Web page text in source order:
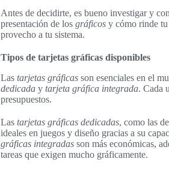
Antes de decidirte, es bueno investigar y
presentación de los gráficos y cómo rinde
provecho a tu sistema.
Tipos de tarjetas gráficas disponibles
Las tarjetas gráficas son esenciales en el
dedicada y tarjeta gráfica integrada. Cada
presupuestos.
Las tarjetas gráficas dedicadas, como las
ideales en juegos y diseño gracias a su
gráficas integradas son más económicas,
tareas que exigen mucho gráficamente.